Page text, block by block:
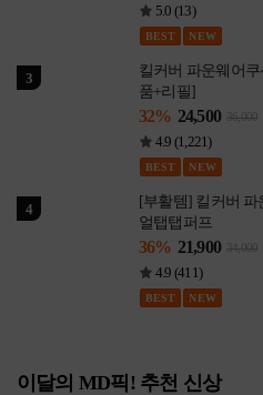
5.0 (13)
BEST NEW
3
킬커버 파운웨어
품+리필]
32% 24,500 36,000
4.9 (1,221)
BEST NEW
4
[부활템] 킬커버
얼탭탭퍼프
36% 21,900 34,000
4.9 (411)
BEST NEW
이달의 MD픽! 추천 신상